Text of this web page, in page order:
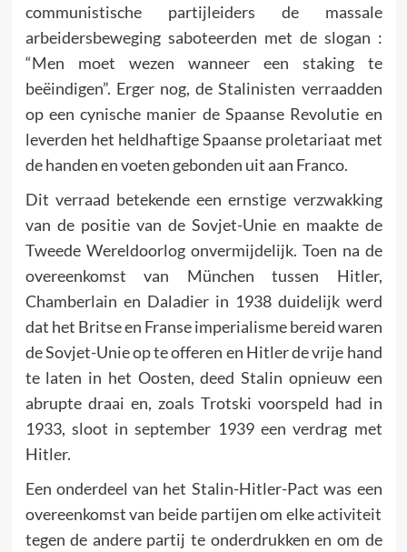
communistische partijleiders de massale
arbeidersbeweging saboteerden met de slogan :
“Men moet wezen wanneer een staking te
beëindigen”. Erger nog, de Stalinisten verraadden
op een cynische manier de Spaanse Revolutie en
leverden het heldhaftige Spaanse proletariaat met
de handen en voeten gebonden uit aan Franco.
Dit verraad betekende een ernstige verzwakking
van de positie van de Sovjet-Unie en maakte de
Tweede Wereldoorlog onvermijdelijk. Toen na de
overeenkomst van München tussen Hitler,
Chamberlain en Daladier in 1938 duidelijk werd
dat het Britse en Franse imperialisme bereid waren
de Sovjet-Unie op te offeren en Hitler de vrije hand
te laten in het Oosten, deed Stalin opnieuw een
abrupte draai en, zoals Trotski voorspeld had in
1933, sloot in september 1939 een verdrag met
Hitler.
Een onderdeel van het Stalin-Hitler-Pact was een
overeenkomst van beide partijen om elke activiteit
tegen de andere partij te onderdrukken en om de